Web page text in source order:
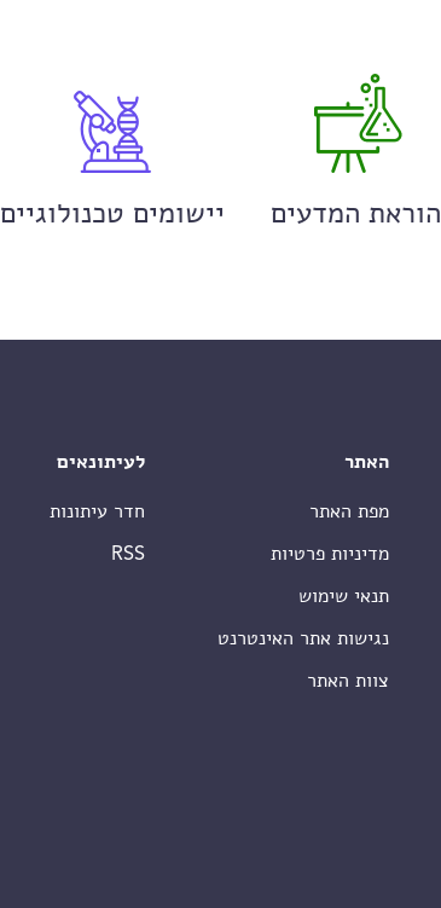
הוראת המדעים יישומים טכנולוגיים
האתר
מפת האתר
מדיניות פרטיות
תנאי שימוש
נגישות אתר האינטרנט
צוות האתר
לעיתונאים
חדר עיתונות
RSS